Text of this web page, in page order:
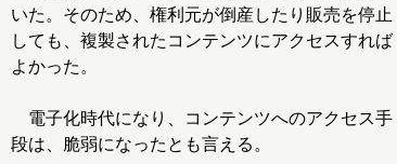
いた。そのため、権利元が倒産したり販売を停止
しても、複製されたコンテンツにアクセスすれば
よかった。
電子化時代になり、コンテンツへのアクセス手
段は、脆弱になったとも言える。